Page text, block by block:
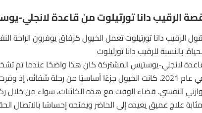
الرقيب دانا تورتيلوت من قاعدة لانجلي-
الرقيب دانا تورتيلوت تعملالخيولكرفاق يوفرون الراحة
بالنسبة للرقيب دانا تورتيلوت
لانجلي-يوستيس المشتركة كان هذا واضحًا عندما تم
في عام 2021. كانت الخيول جزءًا أساسيًا من رحلة شفائه،
النفسي. قضاء الوقت مع هذه الكائنات، سواء من خلال
علاج عميق يعيده إلى الحاضر ويمنحه إحساسًا بالاتصال